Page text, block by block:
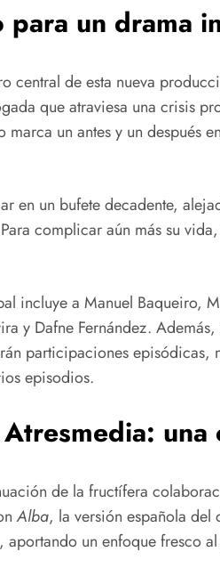
un drama
central de esta nueva
que atraviesa una crisis
marca un antes y un después
en un bufete decadente,
complicar aún más su
incluye a Manuel Baqueiro,
y Dafne Fernández.
participaciones episódicas,
episodios.
de la fructífera
Alba, la versión española del
aportando un enfoque fresco